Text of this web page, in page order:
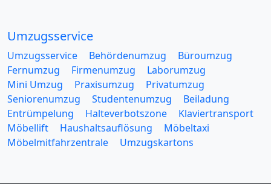
Umzugsservice
Umzugsservice Behördenumzug
Büroumzug
Fernumzug
Firmenumzug
Laborumzug
Mini Umzug
Praxisumzug
Privatumzug
Seniorenumzug
Studentenumzug
Beiladung
Entrümpelung
Halteverbotszone
Klaviertransport
Möbellift
Haushaltsauflösung
Möbeltaxi
Möbelmitfahrzentrale
Umzugskartons